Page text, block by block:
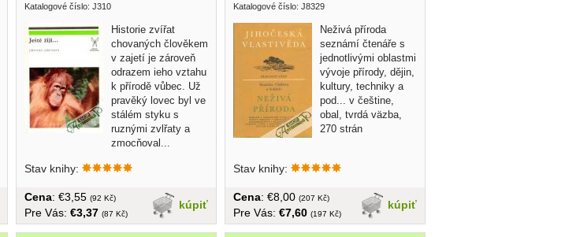
Katalogové číslo: J310
Historie zvířat
chovaných člověkem
v zajetí je zároveň
odrazem ieho vztahu
k přírodě vůbec. Už
pravěký lovec byl ve
stálém styku s
ruznými zvlřaty a
zmocňoval...
Stav knihy:
kúpiť
Cena: €3,55 (92 Kč)
Pre Vás: €3,37 (87 Kč)
Katalogové číslo: J8329
Neživá příroda
seznámí čtenáře s
jednotlivými oblastmi
vývoje přírody, dějin,
kultury, techniky a
pod... v češtine,
obal, tvrdá väzba,
270 strán
Stav knihy:
kúpiť
Cena: €8,00 (207 Kč)
Pre Vás: €7,60 (197 Kč)